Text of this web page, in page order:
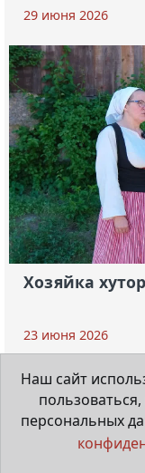
29 июня 2026
Хозяйка
23 июня 2026
Наш сайт
персональных
© 1931-2026
Сетевое издание
Гатчинская